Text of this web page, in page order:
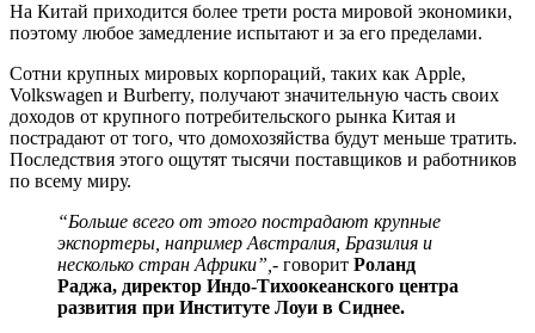
На Китай приходится более трети роста мировой экономики,
поэтому любое замедление испытают и за его пределами.
Сотни крупных мировых корпораций, таких как Apple,
Volkswagen и Burberry, получают значительную часть своих
доходов от крупного потребительского рынка Китая и
пострадают от того, что домохозяйства будут меньше тратить.
Последствия этого ощутят тысячи поставщиков и работников
по всему миру.
“Больше всего от этого пострадают крупные
экспортеры, например Австралия, Бразилия и
несколько стран Африки”, - говорит Роланд
Раджа, директор Индо-Тихоокеанского центра
развития при Институте Лоуи в Сиднее.